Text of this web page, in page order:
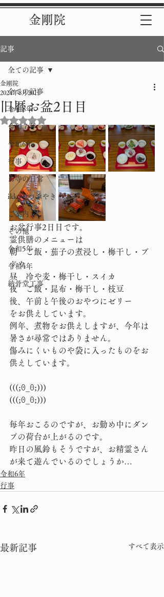
金剛院
記事
全ての記事
令和8年
令和７年
令和6年
行事
お寺の日常
ikkoのつぶやき
ご案内
その他
令和5年
令和4年
納骨堂工事
全ての記事
旧暦お盆2日目
金剛院
2024年8月20日
5つ星のうちNaNと評価されています。
お盆行事2日目です。
霊供膳のメニューは
朝　ご飯・茄子の煮浸し・梅干し・ブ
ドウ
昼　冷や麦・梅干し・スイカ
夜　ご飯・昆布・梅干し・枝豆
後、午前と午後のおやつにゼリー
をお供えしています。
例年、煮物をお供えしますが、今年は
暑さが尋常ではありません。
傷みにくいものや袋に入ったものをお
供えしています。
(⁠(⁠(⁠;⁠ꏿ⁠_⁠ꏿ⁠;⁠)⁠)⁠)
(⁠(⁠(⁠;⁠ꏿ⁠_⁠ꏿ⁠;⁠)⁠)⁠)
毎年おこるのですが、お勤め中にダン
プの荷台が上がるのです。
昨日の風鈴もそうですが、お精霊さん
が来て遊んでいるのでしょうか…
令和6年
行事
最新記事 すべて表示